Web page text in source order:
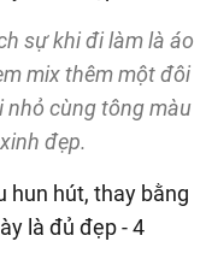
sự khi đi làm là áo
mix thêm một đôi
nhỏ cùng tông màu
đẹp.